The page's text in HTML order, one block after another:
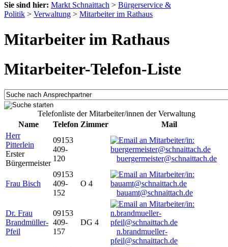
Sie sind hier: Markt Schnaittach > Bürgerservice &
Politik > Verwaltung > Mitarbeiter im Rathaus
Mitarbeiter im Rathaus
Mitarbeiter-Telefon-Liste
Telefonliste der Mitarbeiter/innen der Verwaltung
Name
Telefon Zimmer
Mail
Herr
Pitterlein
Erster
Bürgermeister
09153
409-
120
buergermeister@schnaittach.de
Frau Bisch
09153
409-
152
O 4
bauamt@schnaittach.de
Dr. Frau
Brandmüller-
Pfeil
09153
409-
157
DG 4
n.brandmueller-
pfeil@schnaittach.de